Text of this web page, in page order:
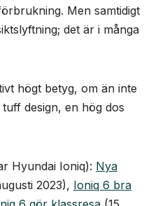
Men samtidigt
det är i många
högt betyg, om än inte
design, en hög dos
Hyundai Ioniq): Nya
2023), Ioniq 6 bra